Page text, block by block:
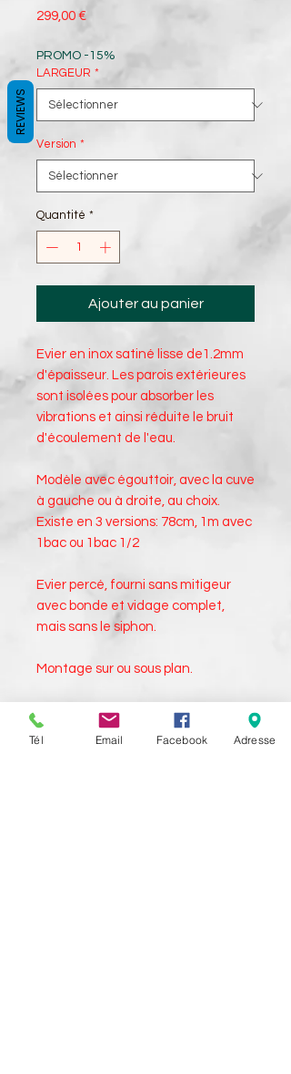
299,00 €Prix
PROMO -15%
LARGEUR *
Version *
Quantité *
Ajouter au panier
Evier en inox satiné lisse de1.2mm
d'épaisseur. Les parois extérieures
sont isolées pour absorber les
vibrations et ainsi réduite le bruit
d'écoulement de l'eau.
Modèle avec égouttoir, avec la cuve
à gauche ou à droite, au choix.
Existe en 3 versions: 78cm, 1m avec
1bac ou 1bac 1/2
Evier percé, fourni sans mitigeur
avec bonde et vidage complet,
mais sans le siphon.
Montage sur ou sous plan.
Tél Email Facebook Adresse
REVIEWS